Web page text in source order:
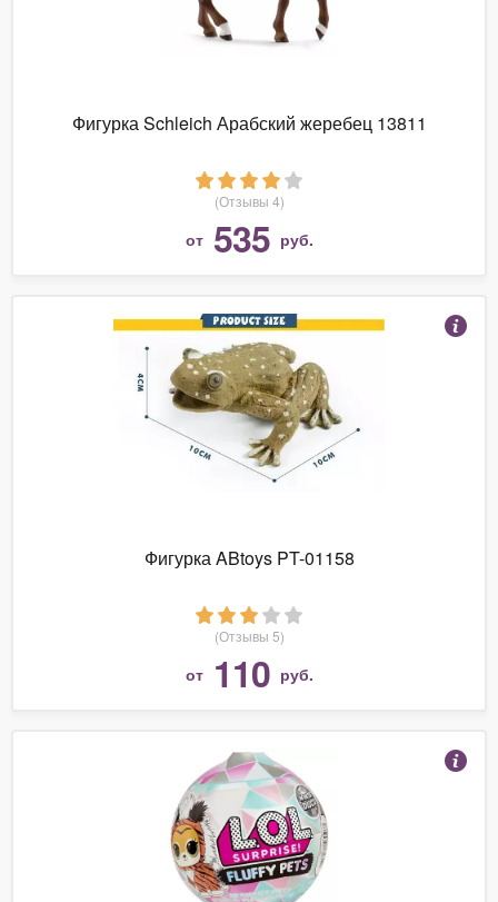
Фигурка Schleich Арабский жеребец 13811
(Отзывы 4)
от 535 руб.
Фигурка ABtoys PT-01158
(Отзывы 5)
от 110 руб.